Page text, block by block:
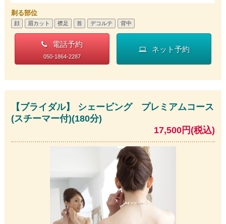
剃る部位
顔 眉カット 襟足 首 デコルテ 背中
電話予約
050-1864-2287
ネット予約
【ブライダル】 シェービング プレミアムコース
(スチーマー付)(180分)
17,500円(税込)